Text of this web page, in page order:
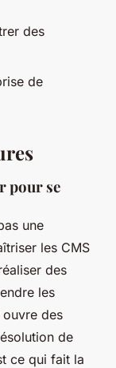
des
de
pour se
une
les CMS
des
les
ouvre des
de
ce qui fait la